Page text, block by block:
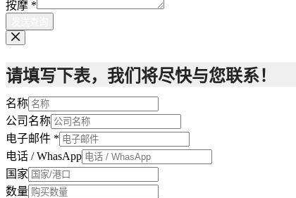
按摩 *
请填写下表，我们将尽快与您联系！
名称
公司名称
电子邮件 *
电话 / WhasApp
国家
数量